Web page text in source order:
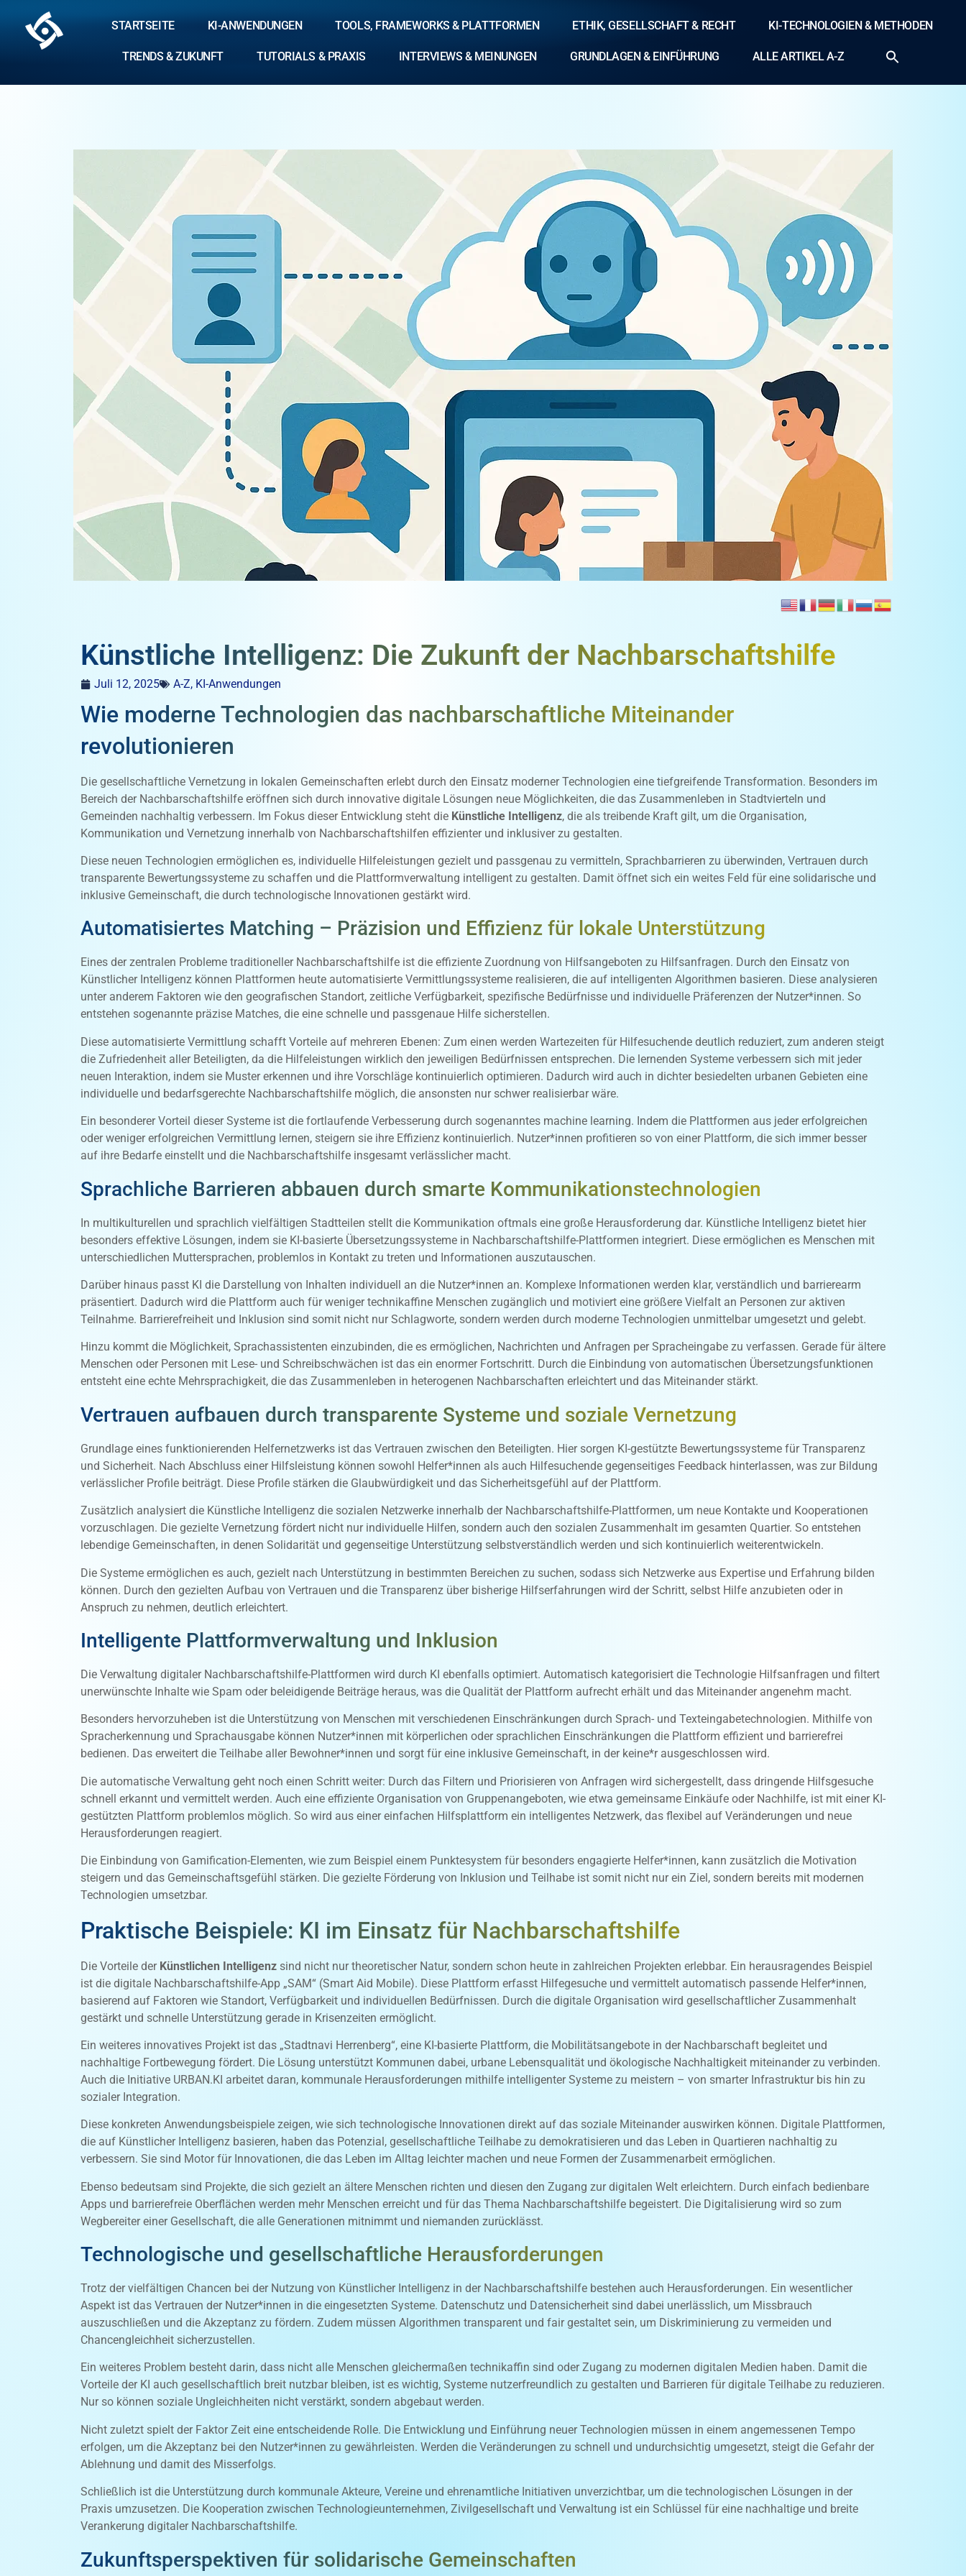
STARTSEITE KI-ANWENDUNGEN TOOLS, FRAMEWORKS & PLATTFORMEN ETHIK, GESELLSCHAFT & RECHT KI-TECHNOLOGIEN & METHODEN
TRENDS & ZUKUNFT TUTORIALS & PRAXIS INTERVIEWS & MEINUNGEN GRUNDLAGEN & EINFÜHRUNG ALLE ARTIKEL A-Z
Künstliche Intelligenz: Die Zukunft der Nachbarschaftshilfe
Juli 12, 2025 A-Z, KI-Anwendungen
Wie moderne Technologien das nachbarschaftliche Miteinander
revolutionieren
Die gesellschaftliche Vernetzung in lokalen Gemeinschaften erlebt durch den Einsatz moderner Technologien eine tiefgreifende Transformation. Besonders im
Bereich der Nachbarschaftshilfe eröffnen sich durch innovative digitale Lösungen neue Möglichkeiten, die das Zusammenleben in Stadtvierteln und
Gemeinden nachhaltig verbessern. Im Fokus dieser Entwicklung steht die Künstliche Intelligenz, die als treibende Kraft gilt, um die Organisation,
Kommunikation und Vernetzung innerhalb von Nachbarschaftshilfen effizienter und inklusiver zu gestalten.
Diese neuen Technologien ermöglichen es, individuelle Hilfeleistungen gezielt und passgenau zu vermitteln, Sprachbarrieren zu überwinden, Vertrauen durch
transparente Bewertungssysteme zu schaffen und die Plattformverwaltung intelligent zu gestalten. Damit öffnet sich ein weites Feld für eine solidarische und
inklusive Gemeinschaft, die durch technologische Innovationen gestärkt wird.
Automatisiertes Matching – Präzision und Effizienz für lokale Unterstützung
Eines der zentralen Probleme traditioneller Nachbarschaftshilfe ist die effiziente Zuordnung von Hilfsangeboten zu Hilfsanfragen. Durch den Einsatz von
Künstlicher Intelligenz können Plattformen heute automatisierte Vermittlungssysteme realisieren, die auf intelligenten Algorithmen basieren. Diese analysieren
unter anderem Faktoren wie den geografischen Standort, zeitliche Verfügbarkeit, spezifische Bedürfnisse und individuelle Präferenzen der Nutzer*innen. So
entstehen sogenannte präzise Matches, die eine schnelle und passgenaue Hilfe sicherstellen.
Diese automatisierte Vermittlung schafft Vorteile auf mehreren Ebenen: Zum einen werden Wartezeiten für Hilfesuchende deutlich reduziert, zum anderen steigt
die Zufriedenheit aller Beteiligten, da die Hilfeleistungen wirklich den jeweiligen Bedürfnissen entsprechen. Die lernenden Systeme verbessern sich mit jeder
neuen Interaktion, indem sie Muster erkennen und ihre Vorschläge kontinuierlich optimieren. Dadurch wird auch in dichter besiedelten urbanen Gebieten eine
individuelle und bedarfsgerechte Nachbarschaftshilfe möglich, die ansonsten nur schwer realisierbar wäre.
Ein besonderer Vorteil dieser Systeme ist die fortlaufende Verbesserung durch sogenanntes machine learning. Indem die Plattformen aus jeder erfolgreichen
oder weniger erfolgreichen Vermittlung lernen, steigern sie ihre Effizienz kontinuierlich. Nutzer*innen profitieren so von einer Plattform, die sich immer besser
auf ihre Bedarfe einstellt und die Nachbarschaftshilfe insgesamt verlässlicher macht.
Sprachliche Barrieren abbauen durch smarte Kommunikationstechnologien
In multikulturellen und sprachlich vielfältigen Stadtteilen stellt die Kommunikation oftmals eine große Herausforderung dar. Künstliche Intelligenz bietet hier
besonders effektive Lösungen, indem sie KI-basierte Übersetzungssysteme in Nachbarschaftshilfe-Plattformen integriert. Diese ermöglichen es Menschen mit
unterschiedlichen Muttersprachen, problemlos in Kontakt zu treten und Informationen auszutauschen.
Darüber hinaus passt KI die Darstellung von Inhalten individuell an die Nutzer*innen an. Komplexe Informationen werden klar, verständlich und barrierearm
präsentiert. Dadurch wird die Plattform auch für weniger technikaffine Menschen zugänglich und motiviert eine größere Vielfalt an Personen zur aktiven
Teilnahme. Barrierefreiheit und Inklusion sind somit nicht nur Schlagworte, sondern werden durch moderne Technologien unmittelbar umgesetzt und gelebt.
Hinzu kommt die Möglichkeit, Sprachassistenten einzubinden, die es ermöglichen, Nachrichten und Anfragen per Spracheingabe zu verfassen. Gerade für ältere
Menschen oder Personen mit Lese- und Schreibschwächen ist das ein enormer Fortschritt. Durch die Einbindung von automatischen Übersetzungsfunktionen
entsteht eine echte Mehrsprachigkeit, die das Zusammenleben in heterogenen Nachbarschaften erleichtert und das Miteinander stärkt.
Vertrauen aufbauen durch transparente Systeme und soziale Vernetzung
Grundlage eines funktionierenden Helfernetzwerks ist das Vertrauen zwischen den Beteiligten. Hier sorgen KI-gestützte Bewertungssysteme für Transparenz
und Sicherheit. Nach Abschluss einer Hilfsleistung können sowohl Helfer*innen als auch Hilfesuchende gegenseitiges Feedback hinterlassen, was zur Bildung
verlässlicher Profile beiträgt. Diese Profile stärken die Glaubwürdigkeit und das Sicherheitsgefühl auf der Plattform.
Zusätzlich analysiert die Künstliche Intelligenz die sozialen Netzwerke innerhalb der Nachbarschaftshilfe-Plattformen, um neue Kontakte und Kooperationen
vorzuschlagen. Die gezielte Vernetzung fördert nicht nur individuelle Hilfen, sondern auch den sozialen Zusammenhalt im gesamten Quartier. So entstehen
lebendige Gemeinschaften, in denen Solidarität und gegenseitige Unterstützung selbstverständlich werden und sich kontinuierlich weiterentwickeln.
Die Systeme ermöglichen es auch, gezielt nach Unterstützung in bestimmten Bereichen zu suchen, sodass sich Netzwerke aus Expertise und Erfahrung bilden
können. Durch den gezielten Aufbau von Vertrauen und die Transparenz über bisherige Hilfserfahrungen wird der Schritt, selbst Hilfe anzubieten oder in
Anspruch zu nehmen, deutlich erleichtert.
Intelligente Plattformverwaltung und Inklusion
Die Verwaltung digitaler Nachbarschaftshilfe-Plattformen wird durch KI ebenfalls optimiert. Automatisch kategorisiert die Technologie Hilfsanfragen und filtert
unerwünschte Inhalte wie Spam oder beleidigende Beiträge heraus, was die Qualität der Plattform aufrecht erhält und das Miteinander angenehm macht.
Besonders hervorzuheben ist die Unterstützung von Menschen mit verschiedenen Einschränkungen durch Sprach- und Texteingabetechnologien. Mithilfe von
Spracherkennung und Sprachausgabe können Nutzer*innen mit körperlichen oder sprachlichen Einschränkungen die Plattform effizient und barrierefrei
bedienen. Das erweitert die Teilhabe aller Bewohner*innen und sorgt für eine inklusive Gemeinschaft, in der keine*r ausgeschlossen wird.
Die automatische Verwaltung geht noch einen Schritt weiter: Durch das Filtern und Priorisieren von Anfragen wird sichergestellt, dass dringende Hilfsgesuche
schnell erkannt und vermittelt werden. Auch eine effiziente Organisation von Gruppenangeboten, wie etwa gemeinsame Einkäufe oder Nachhilfe, ist mit einer KI-
gestützten Plattform problemlos möglich. So wird aus einer einfachen Hilfsplattform ein intelligentes Netzwerk, das flexibel auf Veränderungen und neue
Herausforderungen reagiert.
Die Einbindung von Gamification-Elementen, wie zum Beispiel einem Punktesystem für besonders engagierte Helfer*innen, kann zusätzlich die Motivation
steigern und das Gemeinschaftsgefühl stärken. Die gezielte Förderung von Inklusion und Teilhabe ist somit nicht nur ein Ziel, sondern bereits mit modernen
Technologien umsetzbar.
Praktische Beispiele: KI im Einsatz für Nachbarschaftshilfe
Die Vorteile der Künstlichen Intelligenz sind nicht nur theoretischer Natur, sondern schon heute in zahlreichen Projekten erlebbar. Ein herausragendes Beispiel
ist die digitale Nachbarschaftshilfe-App „SAM“ (Smart Aid Mobile). Diese Plattform erfasst Hilfegesuche und vermittelt automatisch passende Helfer*innen,
basierend auf Faktoren wie Standort, Verfügbarkeit und individuellen Bedürfnissen. Durch die digitale Organisation wird gesellschaftlicher Zusammenhalt
gestärkt und schnelle Unterstützung gerade in Krisenzeiten ermöglicht.
Ein weiteres innovatives Projekt ist das „Stadtnavi Herrenberg“, eine KI-basierte Plattform, die Mobilitätsangebote in der Nachbarschaft begleitet und
nachhaltige Fortbewegung fördert. Die Lösung unterstützt Kommunen dabei, urbane Lebensqualität und ökologische Nachhaltigkeit miteinander zu verbinden.
Auch die Initiative URBAN.KI arbeitet daran, kommunale Herausforderungen mithilfe intelligenter Systeme zu meistern – von smarter Infrastruktur bis hin zu
sozialer Integration.
Diese konkreten Anwendungsbeispiele zeigen, wie sich technologische Innovationen direkt auf das soziale Miteinander auswirken können. Digitale Plattformen,
die auf Künstlicher Intelligenz basieren, haben das Potenzial, gesellschaftliche Teilhabe zu demokratisieren und das Leben in Quartieren nachhaltig zu
verbessern. Sie sind Motor für Innovationen, die das Leben im Alltag leichter machen und neue Formen der Zusammenarbeit ermöglichen.
Ebenso bedeutsam sind Projekte, die sich gezielt an ältere Menschen richten und diesen den Zugang zur digitalen Welt erleichtern. Durch einfach bedienbare
Apps und barrierefreie Oberflächen werden mehr Menschen erreicht und für das Thema Nachbarschaftshilfe begeistert. Die Digitalisierung wird so zum
Wegbereiter einer Gesellschaft, die alle Generationen mitnimmt und niemanden zurücklässt.
Technologische und gesellschaftliche Herausforderungen
Trotz der vielfältigen Chancen bei der Nutzung von Künstlicher Intelligenz in der Nachbarschaftshilfe bestehen auch Herausforderungen. Ein wesentlicher
Aspekt ist das Vertrauen der Nutzer*innen in die eingesetzten Systeme. Datenschutz und Datensicherheit sind dabei unerlässlich, um Missbrauch
auszuschließen und die Akzeptanz zu fördern. Zudem müssen Algorithmen transparent und fair gestaltet sein, um Diskriminierung zu vermeiden und
Chancengleichheit sicherzustellen.
Ein weiteres Problem besteht darin, dass nicht alle Menschen gleichermaßen technikaffin sind oder Zugang zu modernen digitalen Medien haben. Damit die
Vorteile der KI auch gesellschaftlich breit nutzbar bleiben, ist es wichtig, Systeme nutzerfreundlich zu gestalten und Barrieren für digitale Teilhabe zu reduzieren.
Nur so können soziale Ungleichheiten nicht verstärkt, sondern abgebaut werden.
Nicht zuletzt spielt der Faktor Zeit eine entscheidende Rolle. Die Entwicklung und Einführung neuer Technologien müssen in einem angemessenen Tempo
erfolgen, um die Akzeptanz bei den Nutzer*innen zu gewährleisten. Werden die Veränderungen zu schnell und undurchsichtig umgesetzt, steigt die Gefahr der
Ablehnung und damit des Misserfolgs.
Schließlich ist die Unterstützung durch kommunale Akteure, Vereine und ehrenamtliche Initiativen unverzichtbar, um die technologischen Lösungen in der
Praxis umzusetzen. Die Kooperation zwischen Technologieunternehmen, Zivilgesellschaft und Verwaltung ist ein Schlüssel für eine nachhaltige und breite
Verankerung digitaler Nachbarschaftshilfe.
Zukunftsperspektiven für solidarische Gemeinschaften